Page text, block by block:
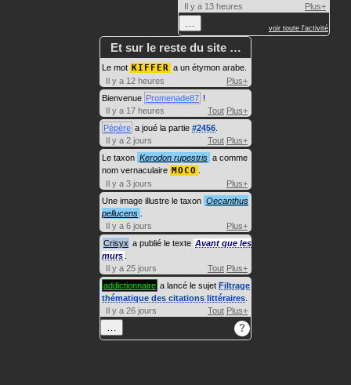
Il y a 13 heures
Plus+
… voir toute l'activité
Et sur le reste du site …
Le mot KIFFER a un étymon arabe.
Il y a 12 heures
Plus+
Bienvenue Promenade87 !
Il y a 17 heures
Tout Plus+
Pépère a joué la partie #2456
Il y a 2 jours
Tout Plus+
Le taxon Kerodon rupestris a comme
nom vernaculaire MOCO
Il y a 3 jours
Plus+
Une image illustre le taxon Oecanthus
pellucens
Il y a 6 jours
Plus+
Crisyx a publié le texte Avant que les
murs
Il y a 25 jours
Tout Plus+
addictionnaire a lancé le sujet Filtrage
thématique des citations littéraires
Il y a 26 jours
Tout Plus+
… ?